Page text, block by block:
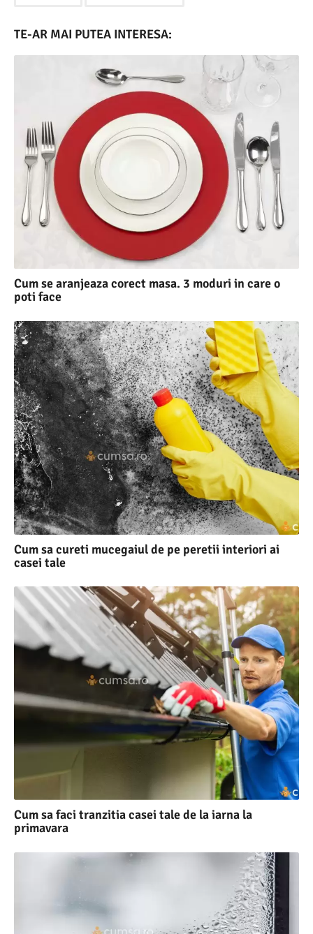
TE-AR MAI PUTEA INTERESA:
Cum se aranjeaza corect masa. 3 moduri in care o
poti face
Cum sa cureti mucegaiul de pe peretii interiori ai
casei tale
Cum sa faci tranzitia casei tale de la iarna la
primavara